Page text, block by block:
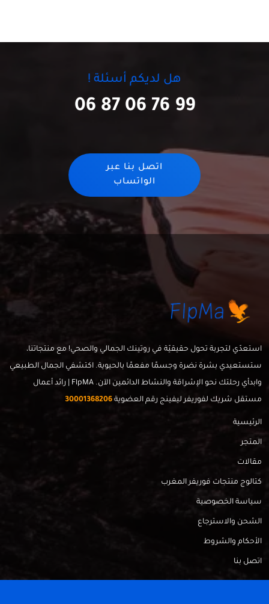
هل لديكم أسئلة !
06 87 06 76 99
اتصل بنا عبر
الواتساب
استعدّي لتجربة تحول حقيقيّة في روتينك الجمالي والصحي! مع منتجاتنا،
ستستعيدي بشرة نضرة وجسمًا مفعمًا بالحيوية. اكتشفي الجمال الطبيعي
وابدأي رحلتك نحو الإشراقة والنشاط الدائمين الآن. FlpMA | رائد أعمال
مستقل شريك لفوريفر ليفينج رقم العضوية 30001368206
الرئيسية
المتجر
مقالات
كتالوج منتجات فوريفر المغرب
سياسة الخصوصية
الشحن والاسترجاع
الأحكام والشروط
اتصل بنا